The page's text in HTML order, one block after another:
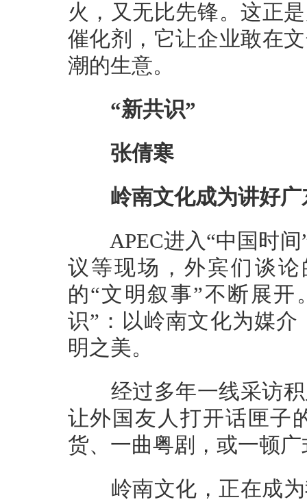
火，又无比先锋。这正
催化剂，它让企业敢在
潮的生意。
“新共识”
张倩寒
岭南文化成为讲好广
APEC进入“中国时间”
议等现场，外宾们谈
的“文明叙事”不断展
识”：以岭南文化为媒
明之美。
经过多年一线采访积
让外国友人打开话匣子
货、一曲粤剧，或一顿
岭南文化，正在成为